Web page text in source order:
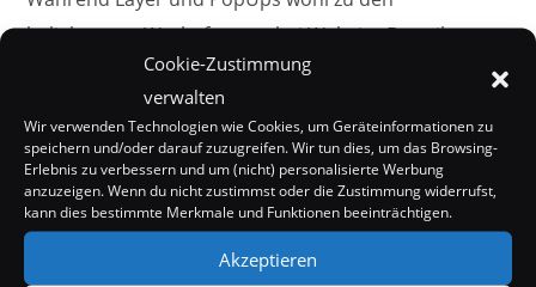
Cookie-Zustimmung
verwalten
Wir verwenden Technologien wie Cookies, um Geräteinformationen zu
speichern und/oder darauf zuzugreifen. Wir tun dies, um das Browsing-
Erlebnis zu verbessern und um (nicht) personalisierte Werbung
anzuzeigen. Wenn du nicht zustimmst oder die Zustimmung widerrufst,
kann dies bestimmte Merkmale und Funktionen beeinträchtigen.
Akzeptieren
beliebtesten Werbeformen bei Website-Betreibern
gehören sind sie für den User doch oft eher nur
störend und werden bestenfalls einfach weggeklickt.
Ein ganz guter Kompromiss ist es da imho wenn man
so ein Layer oder PopUp erst anzeigt wenn…